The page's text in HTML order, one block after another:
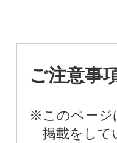
ご注意事
※このページ
掲載をして